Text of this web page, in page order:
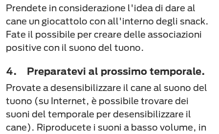
Prendete in considerazione l'idea di dare al
cane un giocattolo con all'interno degli snack.
Fate il possibile per creare delle associazioni
positive con il suono del tuono.
4. Preparatevi al prossimo temporale.
Provate a desensibilizzare il cane al suono del
tuono (su Internet, è possibile trovare dei
suoni del temporale per desensibilizzare il
cane). Riproducete i suoni a basso volume, in